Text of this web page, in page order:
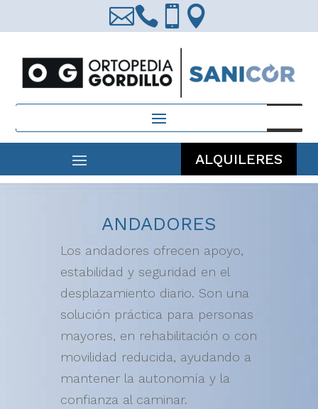
  
Búsqueda
productos
ALQUILERES
ANDADORES
Los andadores ofrecen apoyo,
estabilidad y seguridad en el
desplazamiento diario. Son una
solución práctica para personas
mayores, en rehabilitación o con
movilidad reducida, ayudando a
mantener la autonomía y la
confianza al caminar.